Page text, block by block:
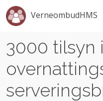
VerneombudHMS
3000 tilsyn i